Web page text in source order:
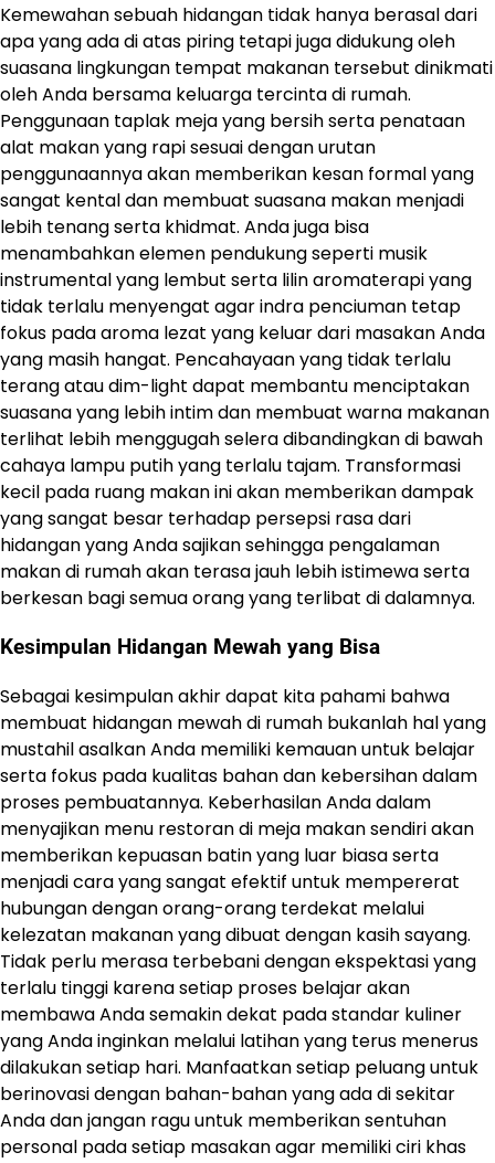
Kemewahan sebuah hidangan tidak hanya berasal dari
apa yang ada di atas piring tetapi juga didukung oleh
suasana lingkungan tempat makanan tersebut dinikmati
oleh Anda bersama keluarga tercinta di rumah.
Penggunaan taplak meja yang bersih serta penataan
alat makan yang rapi sesuai dengan urutan
penggunaannya akan memberikan kesan formal yang
sangat kental dan membuat suasana makan menjadi
lebih tenang serta khidmat. Anda juga bisa
menambahkan elemen pendukung seperti musik
instrumental yang lembut serta lilin aromaterapi yang
tidak terlalu menyengat agar indra penciuman tetap
fokus pada aroma lezat yang keluar dari masakan Anda
yang masih hangat. Pencahayaan yang tidak terlalu
terang atau dim-light dapat membantu menciptakan
suasana yang lebih intim dan membuat warna makanan
terlihat lebih menggugah selera dibandingkan di bawah
cahaya lampu putih yang terlalu tajam. Transformasi
kecil pada ruang makan ini akan memberikan dampak
yang sangat besar terhadap persepsi rasa dari
hidangan yang Anda sajikan sehingga pengalaman
makan di rumah akan terasa jauh lebih istimewa serta
berkesan bagi semua orang yang terlibat di dalamnya.
Kesimpulan Hidangan Mewah yang Bisa
Sebagai kesimpulan akhir dapat kita pahami bahwa
membuat hidangan mewah di rumah bukanlah hal yang
mustahil asalkan Anda memiliki kemauan untuk belajar
serta fokus pada kualitas bahan dan kebersihan dalam
proses pembuatannya. Keberhasilan Anda dalam
menyajikan menu restoran di meja makan sendiri akan
memberikan kepuasan batin yang luar biasa serta
menjadi cara yang sangat efektif untuk mempererat
hubungan dengan orang-orang terdekat melalui
kelezatan makanan yang dibuat dengan kasih sayang.
Tidak perlu merasa terbebani dengan ekspektasi yang
terlalu tinggi karena setiap proses belajar akan
membawa Anda semakin dekat pada standar kuliner
yang Anda inginkan melalui latihan yang terus menerus
dilakukan setiap hari. Manfaatkan setiap peluang untuk
berinovasi dengan bahan-bahan yang ada di sekitar
Anda dan jangan ragu untuk memberikan sentuhan
personal pada setiap masakan agar memiliki ciri khas